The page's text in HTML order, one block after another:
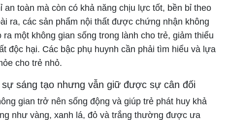
toàn mà còn có khả năng chịu lực tốt, bền bỉ theo
ra, các sản phẩm nội thất được chứng nhận không
một không gian sống trong lành cho trẻ, giảm thiểu
độc hại. Các bậc phụ huynh cần phải tìm hiểu và lựa
cho trẻ nhỏ.
sáng tạo nhưng vẫn giữ được sự cân đối
gian trở nên sống động và giúp trẻ phát huy khả
như vàng, xanh lá, đỏ và trắng thường được ưa